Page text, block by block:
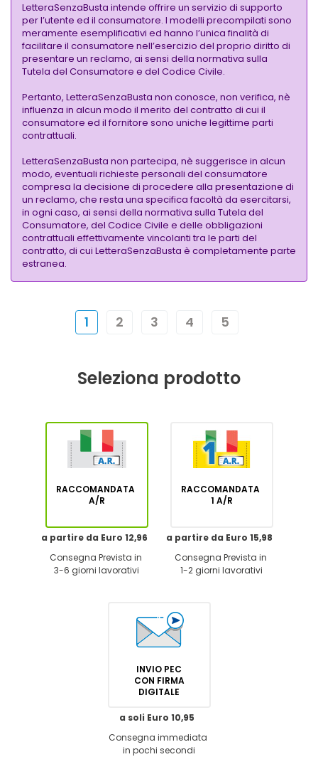
LetteraSenzaBusta intende offrire un servizio di supporto
per l’utente ed il consumatore. I modelli precompilati sono
meramente esemplificativi ed hanno l’unica finalità di
facilitare il consumatore nell’esercizio del proprio diritto di
presentare un reclamo, ai sensi della normativa sulla
Tutela del Consumatore e del Codice Civile.
Pertanto, LetteraSenzaBusta non conosce, non verifica, nè
influenza in alcun modo il merito del contratto di cui il
consumatore ed il fornitore sono uniche legittime parti
contrattuali.
LetteraSenzaBusta non partecipa, nè suggerisce in alcun
modo, eventuali richieste personali del consumatore
compresa la decisione di procedere alla presentazione di
un reclamo, che resta una specifica facoltà da esercitarsi,
in ogni caso, ai sensi della normativa sulla Tutela del
Consumatore, del Codice Civile e delle obbligazioni
contrattuali effettivamente vincolanti tra le parti del
contratto, di cui LetteraSenzaBusta è completamente parte
estranea.
1 2 3 4 5
Seleziona prodotto
RACCOMANDATA
A/R
a partire da Euro 12,96
Consegna Prevista in
3-6 giorni lavorativi
RACCOMANDATA
1 A/R
a partire da Euro 15,98
Consegna Prevista in
1-2 giorni lavorativi
INVIO PEC
CON FIRMA
DIGITALE
a soli Euro 10,95
Consegna immediata
in pochi secondi